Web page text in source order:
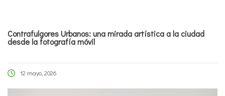
Contrafulgores Urbanos: una mirada artística a la ciudad
desde la fotografía móvil
12 mayo, 2026